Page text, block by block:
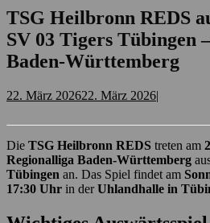
TSG Heilbronn REDS
SV 03 Tigers Tübingen
Baden-Württemberg
22. März 202622. März 2026|
Die TSG Heilbronn REDS treten am
Regionalliga Baden-Württemberg
Tübingen an. Das Spiel findet am
17:30 Uhr in derUhlandhalle in